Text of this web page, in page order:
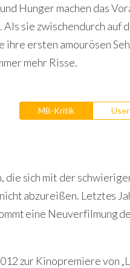
Hunger machen das
sie zwischendurch auf
ihre ersten amourösen
mehr Risse.
MB-Kritik
die sich mit der
abzureißen. Letztes
eine Neuverfilmung
zur Kinopremiere von